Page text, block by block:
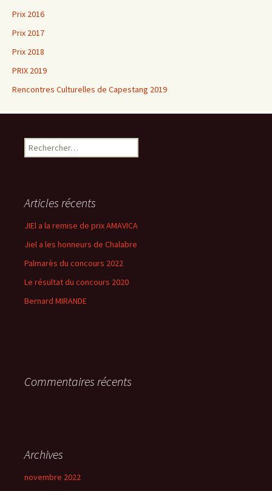
Prix 2016
Prix 2017
Prix 2018
PRIX 2019
Rencontres Culturelles de Capestang 2019
Rechercher :
Articles récents
JIEl a la remise de prix AMAVICA
Jiel a les honneurs de Chalabre
Palmarès du concours 2022
Le résultat du concours 2020
Bernard MIRANDE
Commentaires récents
Archives
novembre 2022